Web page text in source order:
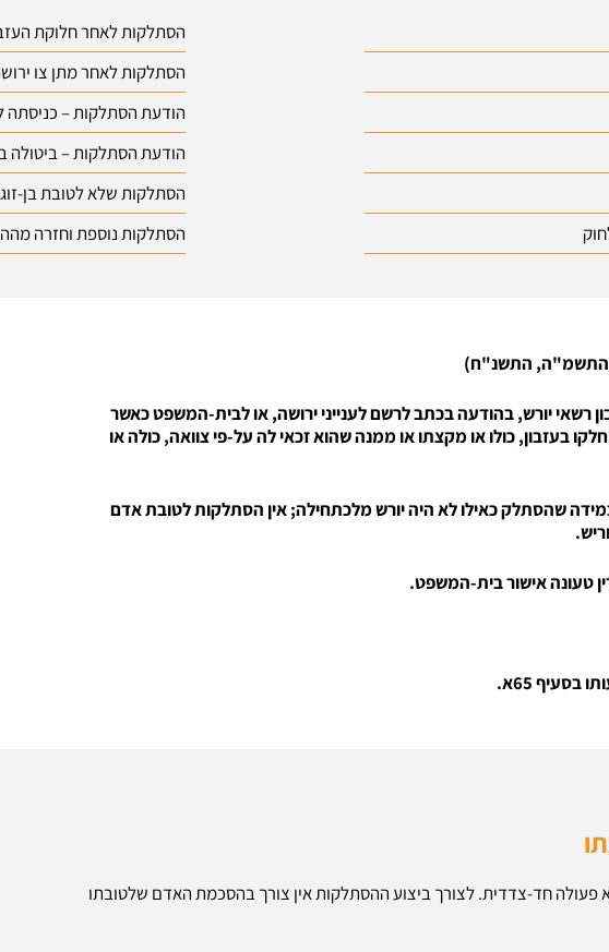
הסתלקות לאחר חלוקת
הסתלקות לאחר מתן צו
הודעת הסתלקות – כניסתה
הודעת הסתלקות – ביטולה
הסתלקות שלא לטובת בן-
הסתלקות נוספת וחזרה
רשאי יורש, בהודעה בכתב לרשם לענייני ירושה, או לבית-המשפט כאשר
סעיף 67א, להסתלק מחלקו בעזבון, כולו או מקצתו או ממנה שהוא זכאי לה על-פי צוואה, כולה או
שהסתלק כאילו לא היה יורש מלכתחילה; אין הסתלקות לטובת אדם
טעונה אישור בית-המשפט.
65א.
סעיף 6 לחוק הירושה היא פעולה חד-צדדית. לצורך ביצוע ההסתלקות אין צורך בהסכמת האדם שלטובתו